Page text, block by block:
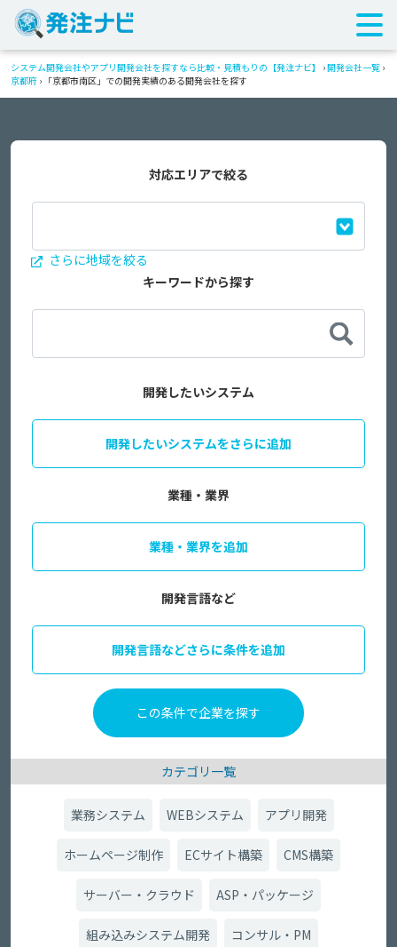
システム開発会社やアプリ開発会社を探すなら比較・見積もりの【発注ナビ】 ›開発会社一覧 ›
京都府 › 「京都市南区」での開発実績のある開発会社を探す
対応エリアで絞る
さらに地域を絞る
キーワードから探す
開発したいシステム
開発したいシステムをさらに追加
業種・業界
業種・業界を追加
開発言語など
開発言語などさらに条件を追加
カテゴリ一覧
業務システム WEBシステム アプリ開発
ホームページ制作 ECサイト構築 CMS構築
サーバー・クラウド ASP・パッケージ
組み込みシステム開発 コンサル・PM